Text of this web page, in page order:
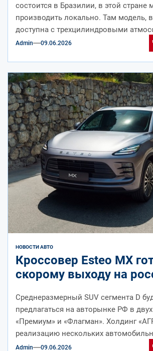
состоится в Бразилии, в этой стране
производить локально. Там модель,
доступна с трехцилиндровыми
турбированным...
Admin 09.06.2026
НОВОСТИ АВТО
Кроссовер Esteo MX
скорому выходу на
Среднеразмерный SUV сегмента D
предлагаться на авторынке РФ в
«Премиум» и «Флагман». Холдинг
реализацию нескольких
в...
Admin 09.06.2026